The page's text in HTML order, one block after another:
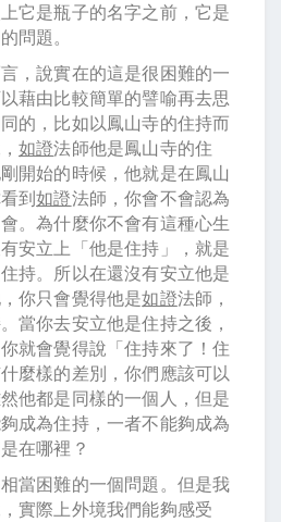
它是瓶子的名字之前，它是
問題。
，說實在的這是很困難的一
藉由比較簡單的譬喻再去思
的，比如以鳳山寺的住持而
如證法師他是鳳山寺的住
開始的時候，他就是在鳳山
到如證法師，你會不會認為
。為什麼你不會有這種心生
安立上「他是住持」，就是
持。所以在還沒有安立他是
你只會覺得他是如證法師，
當你去安立他是住持之後，
就會覺得說「住持來了！住
麼樣的差別，你們應該可以
他都是同樣的一個人，但是
成為住持，一者不能夠成為
在哪裡？
當困難的一個問題。但是我
實際上外境我們能夠感受